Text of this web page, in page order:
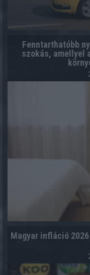
Fenntarthatóbb
szokás, amellyel
Magyar infláció